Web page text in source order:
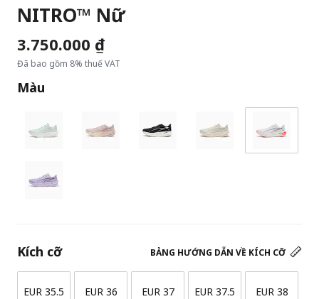
NITRO™ Nữ
3.750.000 ₫
Đã bao gồm 8% thuế VAT
Màu
BẢNG HƯỚNG DẪN VỀ KÍCH CỠ
Kích cỡ
EUR 35.5 EUR 36 EUR 37 EUR 37.5 EUR 38